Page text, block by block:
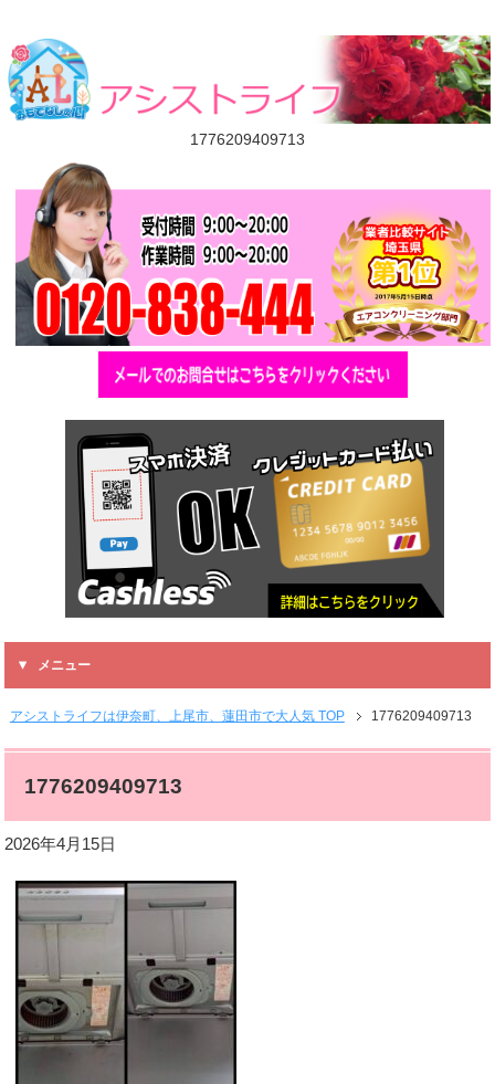
1776209409713
メニュー
アシストライフは伊奈町、上尾市、蓮田市で大人気 TOP 1776209409713
1776209409713
2026年4月15日